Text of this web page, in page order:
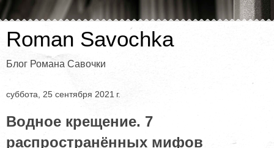
Roman Savochka
Блог Романа Савочки
суббота, 25 сентября 2021 г.
Водное крещение. 7
распространённых мифов